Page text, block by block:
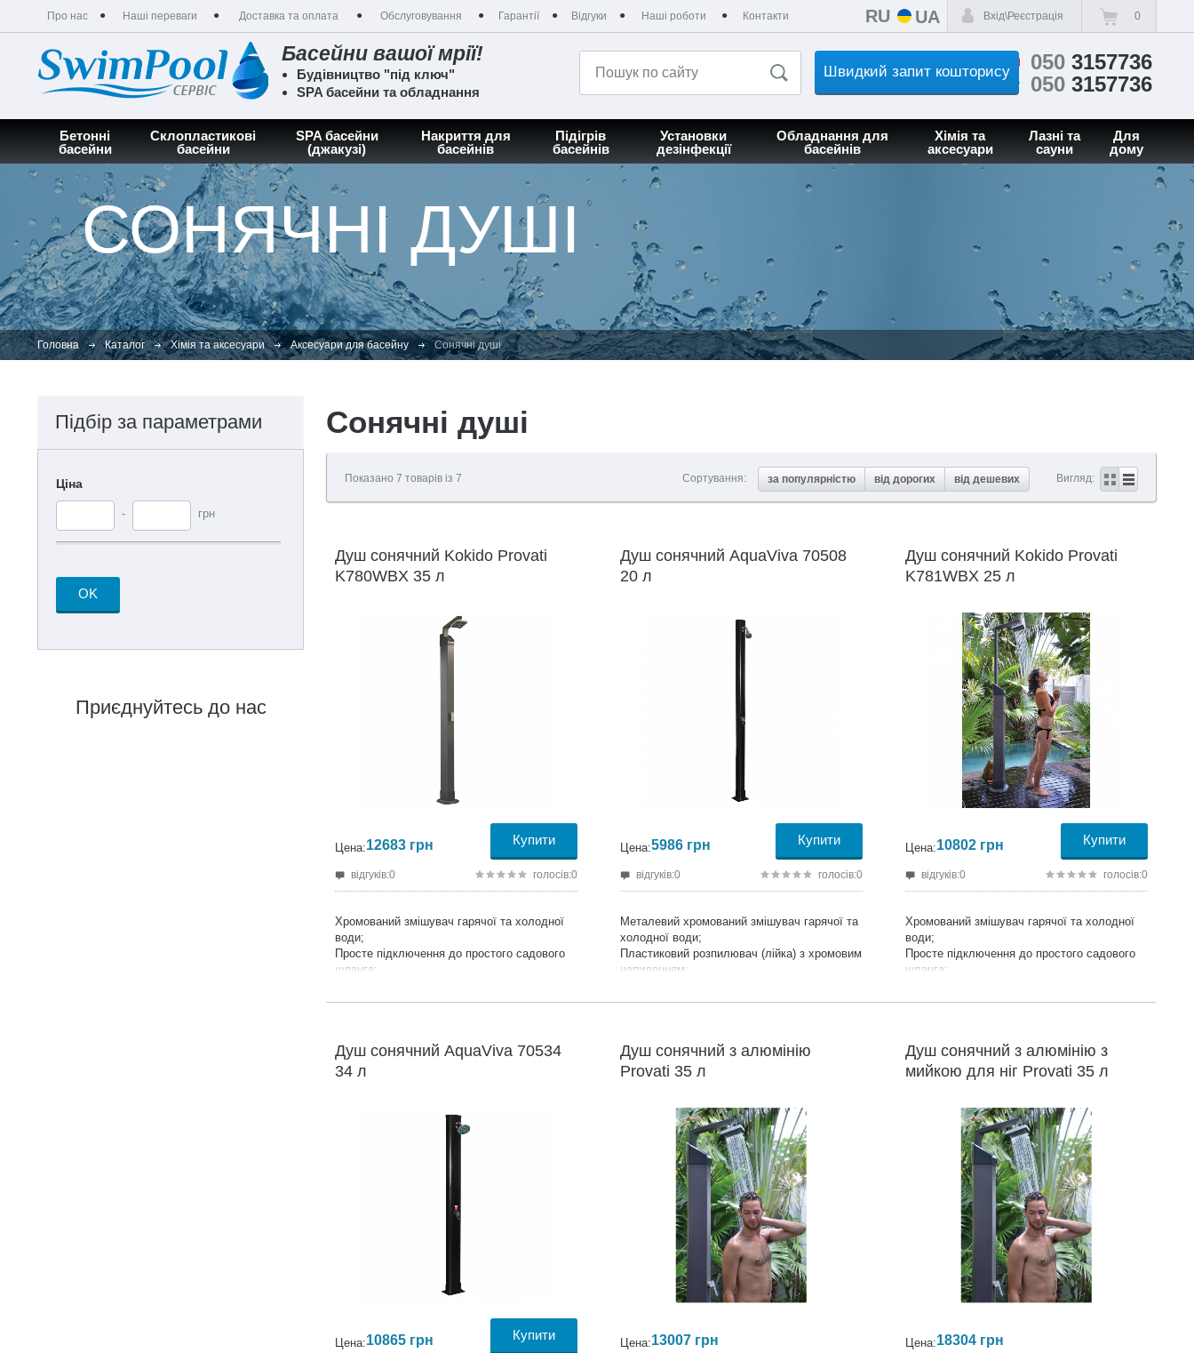
RU UA Вхід\Реєстрація 0
Про нас Наші переваги Доставка та оплата Обслуговування Гарантії Відгуки Наші роботи Контакти
Басейни вашої мрії!
Будівництво "під ключ"
SPA басейни та обладнання
050 3157736
050 3157736
Швидкий запит кошторису
Бетонні
басейни
Склопластикові
басейни
SPA басейни
(джакузі)
Накриття для
басейнів
Підігрів
басейнів
Установки
дезінфекції
Обладнання для
басейнів
Хімія та
аксесуари
Лазні та
сауни
Для
дому
Головна Каталог Хімія та аксесуари Аксесуари для басейну Сонячні душі
СОНЯЧНІ ДУШІ
Підбір за параметрами
Ціна
- грн
OK
Приєднуйтесь до нас
Сонячні душі
Показано 7 товарів із 7 Сортування: за популярністю від дорогих від дешевих Вигляд:
Душ сонячний Kokido Provati
K780WBX 35 л
Цена:12683 грн Купити
відгуків:0 голосів:0
Хромований змішувач гарячої та холодної
води;
Просте підключення до простого садового
шланга;
Розмір:223*26,5*27,5 см;
Душ сонячний AquaViva 70508
20 л
Цена:5986грн Купити
відгуків:0 голосів:0
Металевий хромований змішувач гарячої та
холодної води;
Пластиковий розпилювач (лійка) з хромовим
напиленням;
Просте підключення до садового шланга;
Висота 2160 мм;
Душ сонячний Kokido Provati
K781WBX 25 л
Цена:10802грн Купити
відгуків:0 голосів:0
Хромований змішувач гарячої та холодної
води;
Просте підключення до простого садового
шланга;
Розмір:159*26,5*27,5 см;
Душ сонячний AquaViva 70534
34 л
Цена:10865 грн Купити
Душ сонячний з алюмінію
Provati 35 л
Цена:13007грн
Душ сонячний з алюмінію з
мийкою для ніг Provati 35 л
Цена:18304грн